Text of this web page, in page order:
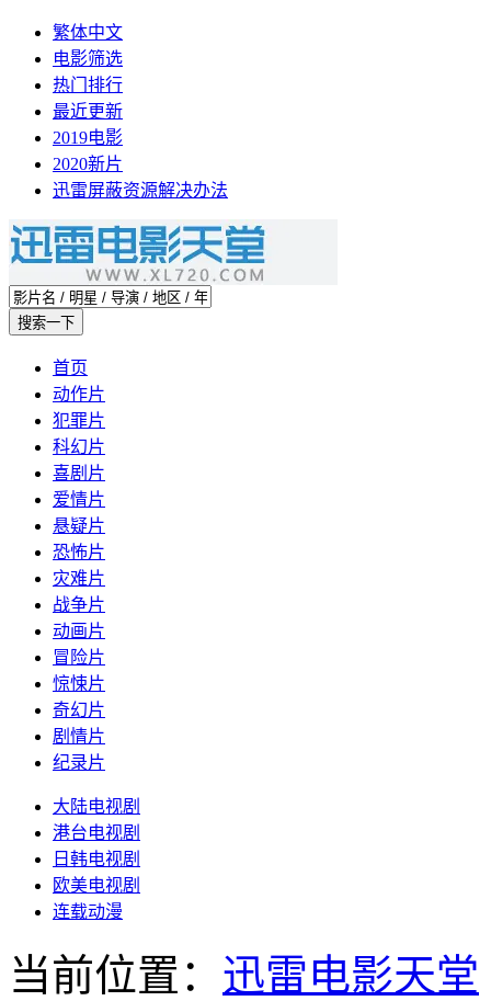
繁体中文
电影筛选
热门排行
最近更新
2019电影
2020新片
迅雷屏蔽资源解决办法
首页
动作片
犯罪片
科幻片
喜剧片
爱情片
悬疑片
恐怖片
灾难片
战争片
动画片
冒险片
惊悚片
奇幻片
剧情片
纪录片
大陆电视剧
港台电视剧
日韩电视剧
欧美电视剧
连载动漫
当前位置： 迅雷电影天堂